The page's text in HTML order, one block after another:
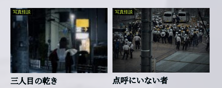
「別の駅」がある気がしてならな
くなるのです。
ら、まるで普通の道だ。なのに、
俺のいるこの場所だけが、異常に
静かで、音がしない。自分の足音
すら、コンクリに吸い込まれる。
上へ戻ろうとしても、階段がな
い。どこにも、出口らしきものが
ない。通路のようなものを歩き回
ったけど、全部行き止まりだっ
た。何よりおかしいのは、空が狭
い。ビルがせり出しているせいじ
写真怪談
三人目の乾き
写真怪談
点呼にいない者